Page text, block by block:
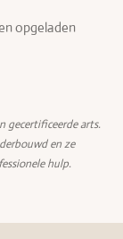
opgeladen
gecertificeerde arts.
en ze
hulp.